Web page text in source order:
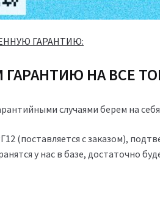
ГАРАНТИЮ:
НА ВСЕ
случаями берем на
(поставляется с заказом),
у нас в базе, достаточно